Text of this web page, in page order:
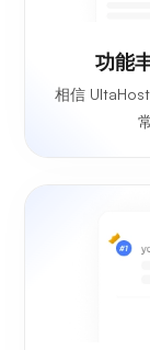
功能
相信